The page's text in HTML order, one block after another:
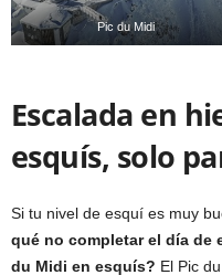
Pic du Midi
Escalada en
esquís, solo
Si tu nivel de esquí es muy
qué no completar el día de
du Midi en esquís? El Pic